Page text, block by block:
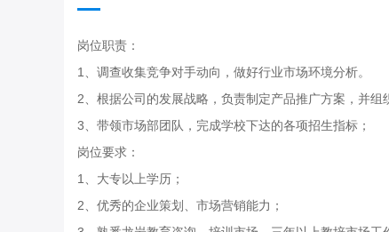
岗位职责：
1、调查收集竞争对手动向，做好行业市场环境分析。
2、根据公司的发展战略，负责制定产品推广方案，并组
3、带领市场部团队，完成学校下达的各项招生指标；
岗位要求：
1、大专以上学历；
2、优秀的企业策划、市场营销能力；